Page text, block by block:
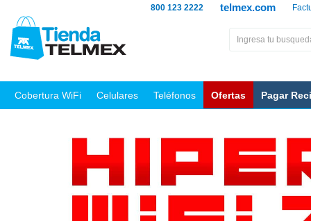
telmex.com
800 123 2222
Cobertura WiFi Celulares Teléfonos Ofertas Pagar